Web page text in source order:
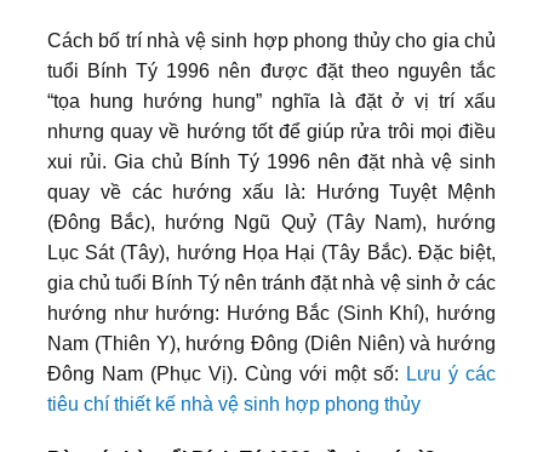
Cách bố trí nhà vệ sinh hợp phong thủy cho gia chủ
tuổi Bính Tý 1996 nên được đặt theo nguyên tắc
“tọa hung hướng hung” nghĩa là đặt ở vị trí xấu
nhưng quay về hướng tốt để giúp rửa trôi mọi điều
xui rủi. Gia chủ Bính Tý 1996 nên đặt nhà vệ sinh
quay về các hướng xấu là: Hướng Tuyệt Mệnh
(Đông Bắc), hướng Ngũ Quỷ (Tây Nam), hướng
Lục Sát (Tây), hướng Họa Hại (Tây Bắc). Đặc biệt,
gia chủ tuổi Bính Tý nên tránh đặt nhà vệ sinh ở các
hướng như hướng: Hướng Bắc (Sinh Khí), hướng
Nam (Thiên Y), hướng Đông (Diên Niên) và hướng
Đông Nam (Phục Vị). Cùng với một số: Lưu ý các
tiêu chí thiết kế nhà vệ sinh hợp phong thủy